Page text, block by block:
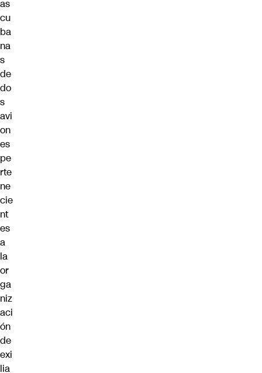
as
cu
ba
na
s
de
do
s
avi
on
es
pe
rte
ne
cie
nt
es
a
la
or
ga
niz
aci
ón
de
exi
lia